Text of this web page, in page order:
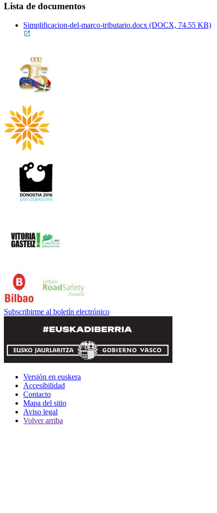
Lista de documentos
Simplificacion-del-marco-tributario.docx (DOCX, 74.55 KB)
Subscribirme al boletín electrónico
Versión en euskera
Accesibilidad
Contacto
Mapa del sitio
Aviso legal
Volver arriba